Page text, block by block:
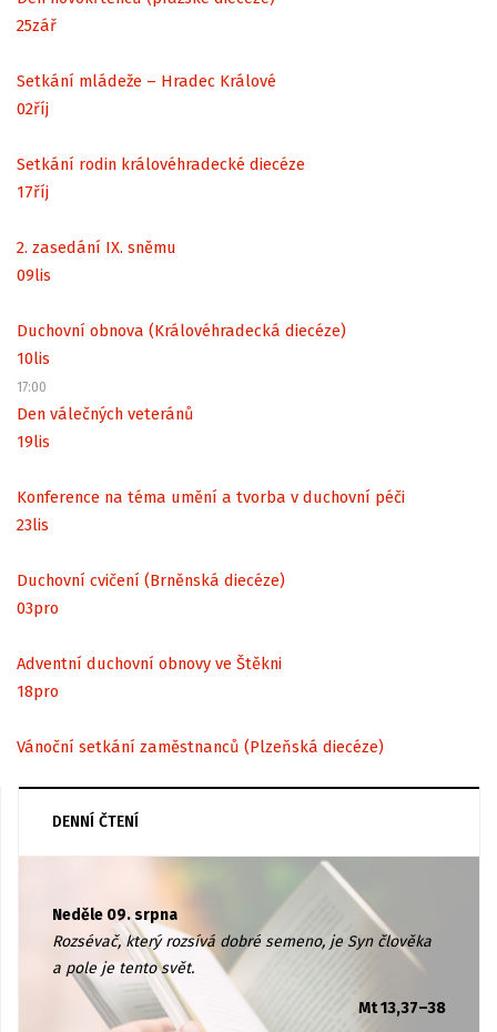
25zář
Setkání mládeže – Hradec Králové
02říj
Setkání rodin královéhradecké diecéze
17říj
2. zasedání IX. sněmu
09lis
Duchovní obnova (Královéhradecká diecéze)
10lis
17:00
Den válečných veteránů
19lis
Konference na téma umění a tvorba v duchovní péči
23lis
Duchovní cvičení (Brněnská diecéze)
03pro
Adventní duchovní obnovy ve Štěkni
18pro
Vánoční setkání zaměstnanců (Plzeňská diecéze)
DENNÍ ČTENÍ
Neděle 09. srpna
Rozsévač, který rozsívá dobré semeno, je Syn člověka
a pole je tento svět.
Mt 13,37–38